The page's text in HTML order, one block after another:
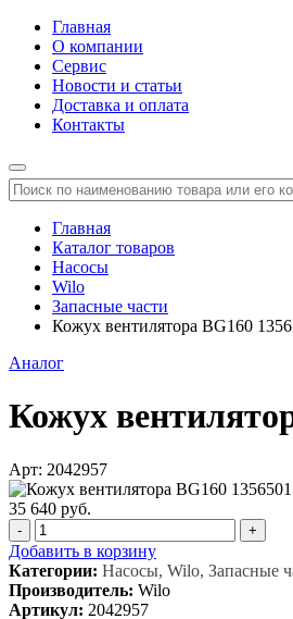
Главная
О компании
Сервис
Новости и статьи
Доставка и оплата
Контакты
Главная
Каталог товаров
Насосы
Wilo
Запасные части
Кожух вентилятора BG160
Аналог
Кожух
Арт: 2042957
35 640 руб.
- +
Добавить в корзину
Категории: Насосы, Wilo, Запасные
Производитель: Wilo
Артикул: 2042957